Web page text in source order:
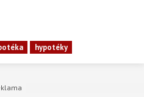
hypotéky